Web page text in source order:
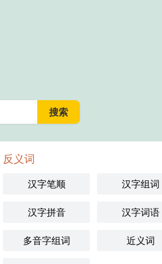
反义词
汉字笔顺 汉字组词
汉字拼音 汉字词语
多音字组词 近义词